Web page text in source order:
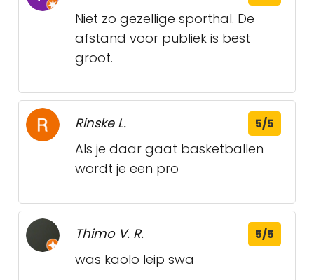
Niet zo gezellige sporthal. De
afstand voor publiek is best
groot.
Rinske L. 5/5
Als je daar gaat basketballen
wordt je een pro
Thimo V. R. 5/5
was kaolo leip swa